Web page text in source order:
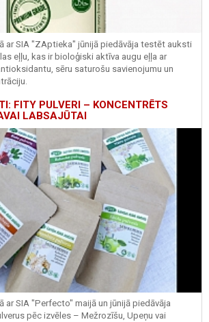
ar SIA "ZAptieka" jūnijā piedāvāja testēt auksti
eļļu, kas ir bioloģiski aktīva augu eļļa ar
sēru saturošu savienojumu un
FITY PULVERI – KONCENTRĒTS
LABSAJŪTAI
ar SIA "Perfecto" maijā un jūnijā piedāvāja
pēc izvēles – Mežrozīšu, Upeņu vai